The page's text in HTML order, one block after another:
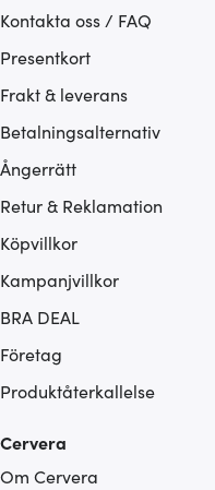
Kontakta oss / FAQ
Presentkort
Frakt & leverans
Betalningsalternativ
Ångerrätt
Retur & Reklamation
Köpvillkor
Kampanjvillkor
BRA DEAL
Företag
Produktåterkallelse
Cervera
Om Cervera